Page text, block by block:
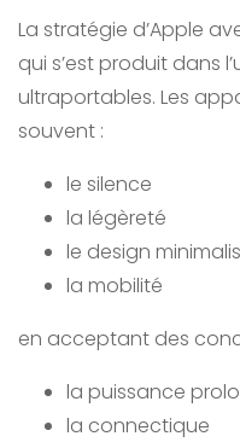
La stratégie d’Apple
qui s’est produit dans
ultraportables. Les
souvent :
le silence
la légèreté
le design
la mobilité
en acceptant des
la puissance
la connectique